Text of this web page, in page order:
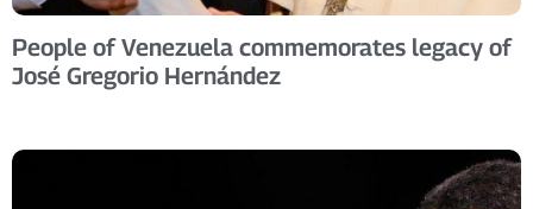
People of Venezuela commemorates legacy of
José Gregorio Hernández